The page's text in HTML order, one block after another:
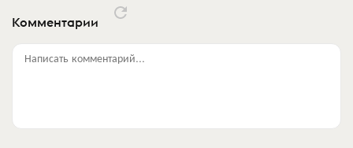
Комментарии
Написать комментарий...